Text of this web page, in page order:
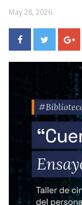
May 28, 2026